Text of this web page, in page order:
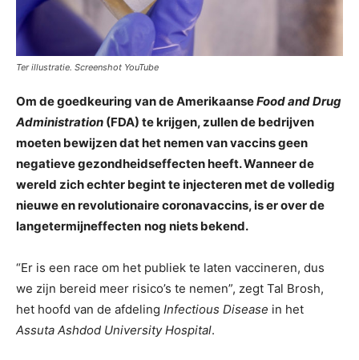
Ter illustratie. Screenshot YouTube
Om de goedkeuring van de AmerikaanseFood and Drug
Administration (FDA) te krijgen, zullen de bedrijven
moeten bewijzen dat het nemen van vaccins geen
negatieve gezondheidseffecten heeft. Wanneer de
wereld zich echter begint te injecteren met de volledig
nieuwe en revolutionaire coronavaccins, is erover de
langetermijneffecten nog niets bekend.
“Er is een race om het publiek te laten vaccineren, dus
we zijn bereid meer risico’s te nemen”, zegt Tal Brosh,
het hoofd van de afdeling Infectious Disease in het
Assuta Ashdod University Hospital.